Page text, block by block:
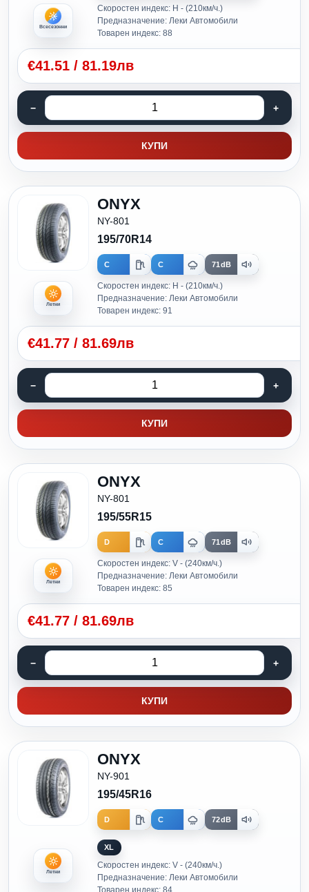
Всесезонни
Скоростен индекс: H - (210км/ч.)
Предназначение: Леки Автомобили
Товарен индекс: 88
€41.51 / 81.19лв
КУПИ
Летни
ONYX
NY-801
195/70R14
C C 71dB
Скоростен индекс: H - (210км/ч.)
Предназначение: Леки Автомобили
Товарен индекс: 91
€41.77 / 81.69лв
КУПИ
Летни
ONYX
NY-801
195/55R15
D C 71dB
Скоростен индекс: V - (240км/ч.)
Предназначение: Леки Автомобили
Товарен индекс: 85
€41.77 / 81.69лв
КУПИ
Летни
ONYX
NY-901
195/45R16
D C 72dB
XL
Скоростен индекс: V - (240км/ч.)
Предназначение: Леки Автомобили
Товарен индекс: 84